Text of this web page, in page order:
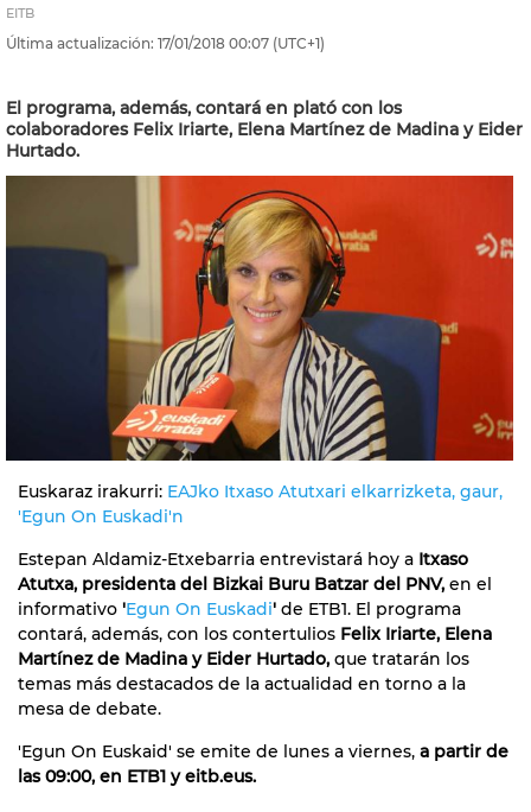
EITB
Última actualización: 17/01/2018 00:07 (UTC+1)
El programa, además, contará en plató con los
colaboradores Felix Iriarte, Elena Martínez de Madina y Eider
Hurtado.
Euskaraz irakurri: EAJko Itxaso Atutxari elkarrizketa, gaur,
'Egun On Euskadi'n
Estepan Aldamiz-Etxebarria entrevistará hoy a Itxaso
Atutxa, presidenta del Bizkai Buru Batzar del PNV, en el
informativo 'Egun On Euskadi' de ETB1. El programa
contará, además, con los contertulios Felix Iriarte, Elena
Martínez de Madina y Eider Hurtado, que tratarán los
temas más destacados de la actualidad en torno a la
mesa de debate.
'Egun On Euskaid' se emite de lunes a viernes, a partir de
las 09:00, en ETB1 y eitb.eus.